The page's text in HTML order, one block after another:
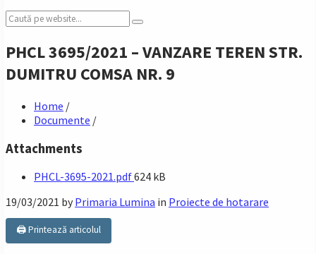
Search:
PHCL 3695/2021 – VANZARE TEREN STR.
DUMITRU COMSA NR. 9
Home /
Documente /
Attachments
PHCL-3695-2021.pdfFile
624 kB
19/03/2021 by Primaria Lumina in Proiecte de hotarare
🖨️ Printează articolul